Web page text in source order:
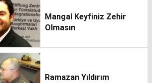
Mangal Keyfiniz Zehir
Olmasın
Ramazan Yıldırım